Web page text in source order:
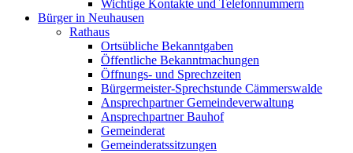
Wichtige Kontakte und Telefonnummern
Bürger in Neuhausen
Rathaus
Ortsübliche Bekanntgaben
Öffentliche Bekanntmachungen
Öffnungs- und Sprechzeiten
Bürgermeister-Sprechstunde Cämmerswalde
Ansprechpartner Gemeindeverwaltung
Ansprechpartner Bauhof
Gemeinderat
Gemeinderatssitzungen